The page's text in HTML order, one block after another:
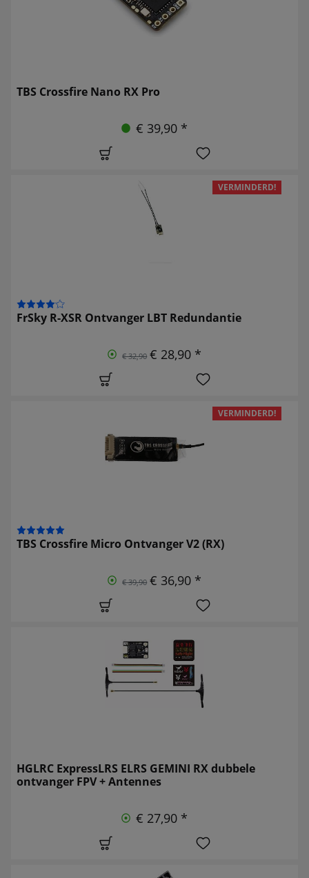
TBS Crossfire Nano RX Pro
€ 39,90 *
VERMINDERD!
FrSky R-XSR Ontvanger LBT Redundantie
€ 32,90 € 28,90 *
VERMINDERD!
TBS Crossfire Micro Ontvanger V2 (RX)
€ 39,90 € 36,90 *
HGLRC ExpressLRS ELRS GEMINI RX dubbele
ontvanger FPV + Antennes
€ 27,90 *